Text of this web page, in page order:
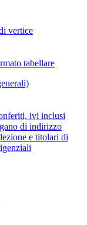
vertice
tabellare
ivi inclusi
di indirizzo
e titolari di